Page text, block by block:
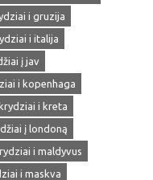
i gruzija
i italija
į jav
i kopenhaga
i kreta
į londoną
i maldyvus
i maskva